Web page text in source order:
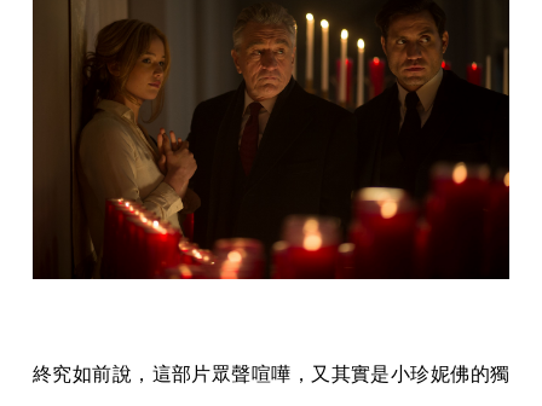
終究如前說，這部片眾聲喧嘩，又其實是小珍妮佛的獨